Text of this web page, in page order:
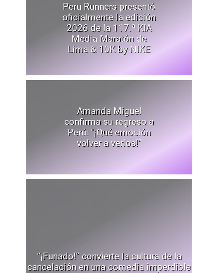
Peru Runners presentó
oficialmente la edición
2026 de la 117.ª KIA
Media Maratón de
Lima & 10K by NIKE
Amanda Miguel
confirma su regreso a
Perú: "¡Qué emoción
volver a verlos!"
“¡Funado!” convierte la cultura de la
cancelación en una comedia imperdible